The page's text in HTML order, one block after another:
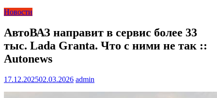
Новости
АвтоВАЗ направит в сервис более 33
тыс. Lada Granta. Что с ними не так ::
Autonews
17.12.202502.03.2026 admin